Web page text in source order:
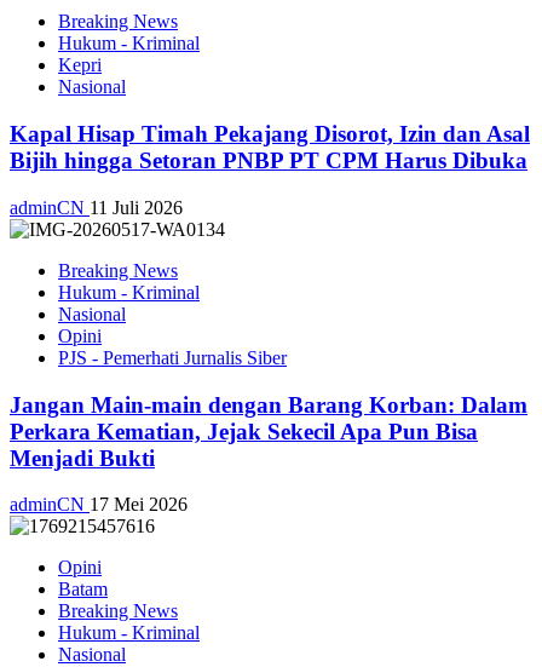
Breaking News
Hukum - Kriminal
Kepri
Nasional
Kapal Hisap Timah Pekajang Disorot, Izin dan Asal
Bijih hingga Setoran PNBP PT CPM Harus Dibuka
adminCN 11 Juli 2026
Breaking News
Hukum - Kriminal
Nasional
Opini
PJS - Pemerhati Jurnalis Siber
Jangan Main-main dengan Barang Korban: Dalam
Perkara Kematian, Jejak Sekecil Apa Pun Bisa
Menjadi Bukti
adminCN 17 Mei 2026
Opini
Batam
Breaking News
Hukum - Kriminal
Nasional